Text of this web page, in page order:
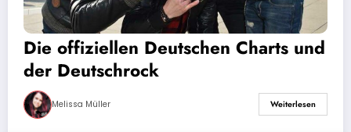
Die offiziellen Deutschen Charts und
der Deutschrock
Melissa Müller Weiterlesen